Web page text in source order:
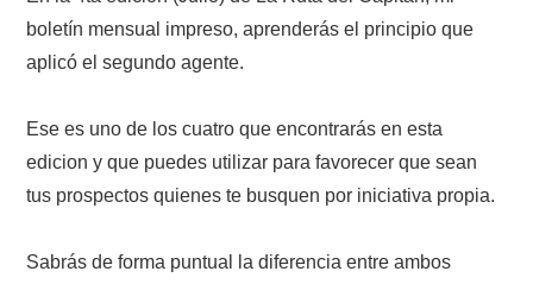
boletín mensual impreso, aprenderás el principio que
aplicó el segundo agente.
Ese es uno de los cuatro que encontrarás en esta
edicion y que puedes utilizar para favorecer que sean
tus prospectos quienes te busquen por iniciativa propia.
Sabrás de forma puntual la diferencia entre ambos